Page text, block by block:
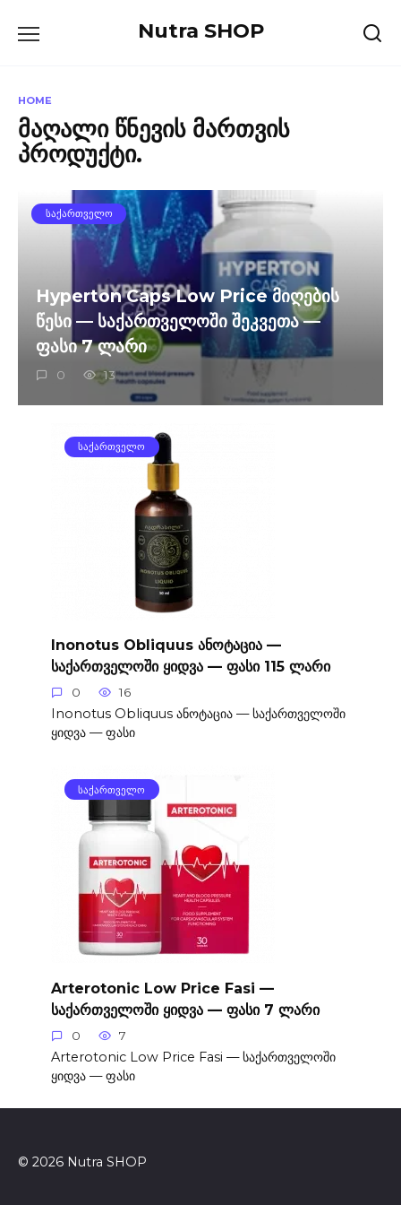
Nutra SHOP
HOME
მაღალი წნევის მართვის
პროდუქტი.
ᲡᲐᲥᲐᲠᲗᲕᲔᲚᲝ
Hyperton Caps Low Price მიღების
წესი — საქართველოში შეკვეთა —
ფასი 7 ლარი
0 13
ᲡᲐᲥᲐᲠᲗᲕᲔᲚᲝ
Inonotus Obliquus ანოტაცია —
საქართველოში ყიდვა — ფასი 115 ლარი
0 16
Inonotus Obliquus ანოტაცია — საქართველოში
ყიდვა — ფასი
ᲡᲐᲥᲐᲠᲗᲕᲔᲚᲝ
Arterotonic Low Price Fasi —
საქართველოში ყიდვა — ფასი 7 ლარი
0 7
Arterotonic Low Price Fasi — საქართველოში
ყიდვა — ფასი
© 2026 Nutra SHOP